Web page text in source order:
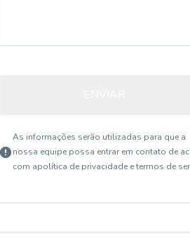
As informações serão utilizadas para que a
nossa equipe possa entrar em contato de
com apolítica de privacidade e termos de